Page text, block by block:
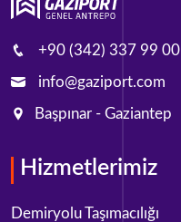
+90 (342) 337 99 00
info@gaziport.com
Başpınar - Gaziantep
Hizmetlerimiz
Demiryolu Taşımacılığı